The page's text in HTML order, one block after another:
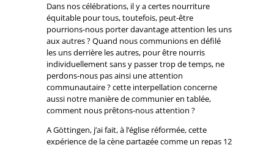
Dans nos célébrations, il y a certes nourriture
équitable pour tous, toutefois, peut-être
pourrions-nous porter davantage attention les uns
aux autres ? Quand nous communions en défilé
les uns derrière les autres, pour être nourris
individuellement sans y passer trop de temps, ne
perdons-nous pas ainsi une attention
communautaire ? cette interpellation concerne
aussi notre manière de communier en tablée,
comment nous prêtons-nous attention ?
A Göttingen, j’ai fait, à l’église réformée, cette
expérience de la cène partagée comme un repas 12